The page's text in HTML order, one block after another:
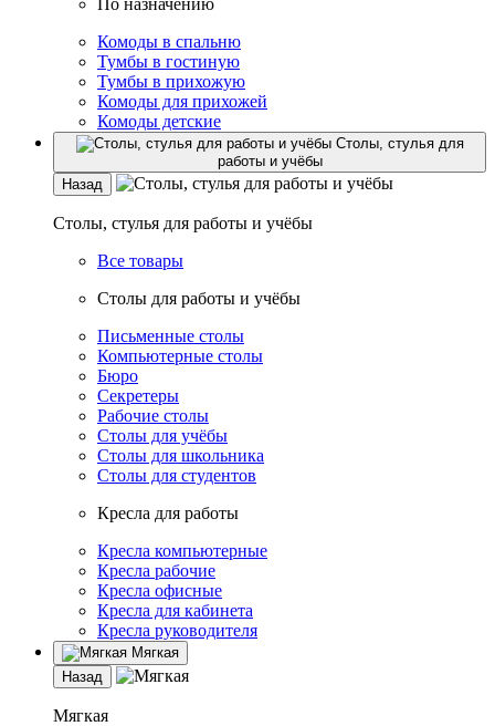
По назначению
Комоды в спальню
Тумбы в гостиную
Тумбы в прихожую
Комоды для прихожей
Комоды детские
Столы, стулья для
работы и учёбы
Назад
Столы, стулья для работы и учёбы
Все товары
Столы для работы и учёбы
Письменные столы
Компьютерные столы
Бюро
Секретеры
Рабочие столы
Столы для учёбы
Столы для школьника
Столы для студентов
Кресла для работы
Кресла компьютерные
Кресла рабочие
Кресла офисные
Кресла для кабинета
Кресла руководителя
Мягкая
Назад
Мягкая